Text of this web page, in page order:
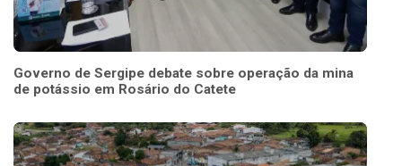
Governo de Sergipe debate sobre operação da mina
de potássio em Rosário do Catete